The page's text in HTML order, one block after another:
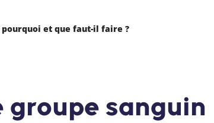
pourquoi et que faut-il faire ?
groupe sanguin